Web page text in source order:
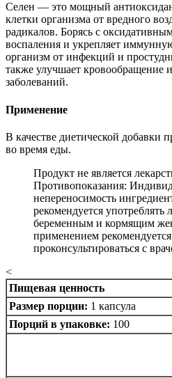
Селен — это мощный
клетки организма от вредного
радикалов. Борясь с
воспаления и укрепляет
организм от инфекций и
также улучшает кровообращение
заболеваний.
Применение
В качестве диетической добавки
во время еды.
Продукт не является
Противопоказания:
непереносимость
рекомендуется употреблять
беременным и кормящим
применением рекомендуется
проконсультироваться с
<
Пищевая ценность
Размер порции: 1 капсула
Порций в упаковке: 100